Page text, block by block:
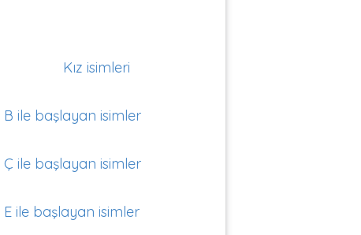
Kız isimleri
B ile başlayan isimler
Ç ile başlayan isimler
E ile başlayan isimler